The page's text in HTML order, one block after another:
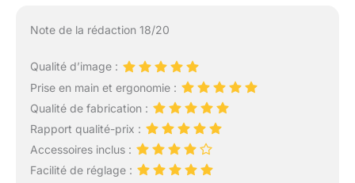
Note de la rédaction 18/20
Qualité d’image :
Prise en main et ergonomie :
Qualité de fabrication :
Rapport qualité-prix :
Accessoires inclus :
Facilité de réglage :